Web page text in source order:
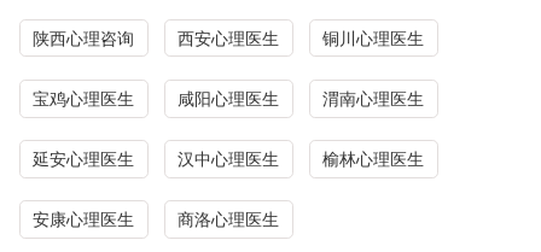
陕西心理咨询 西安心理医生 铜川心理医生
宝鸡心理医生 咸阳心理医生 渭南心理医生
延安心理医生 汉中心理医生 榆林心理医生
安康心理医生 商洛心理医生